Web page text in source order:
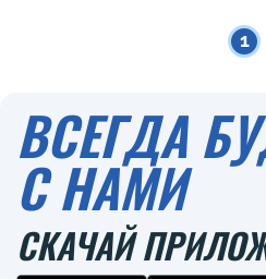
1
ВСЕГДА
С НАМИ
СКАЧАЙ